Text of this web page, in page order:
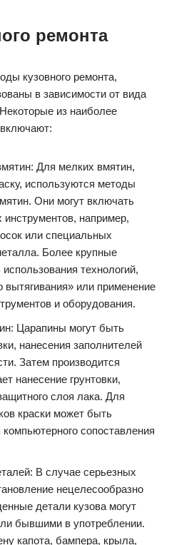
ремонта
кузовного ремонта,
в зависимости от вида
из наиболее
Для мелких вмятин,
используются методы
Они могут включать
например,
или специальных
Более крупные
технологий,
вытягивания» или применение
и оборудования.
Царапины могут быть
нанесения заполнителей
Затем производится
нанесение грунтовки,
слоя лака. Для
краски может быть
сопоставления
В случае серьезных
нецелесообразно
детали кузова могут
бывшими в употреблении.
капота, бампера, крыла,